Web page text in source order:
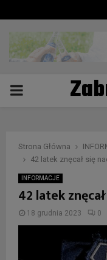
PRIMARY
Strona Główna
42 latek znęcał się
INFORMACJE
42 latek
18 grudnia 2023 0